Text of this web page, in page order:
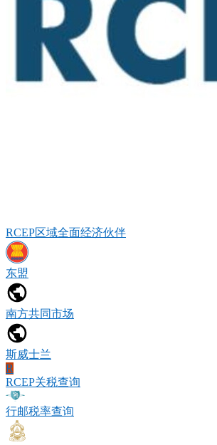
RCEP区域全面经济伙伴
东盟
南方共同市场
斯威士兰
R
RCEP关税查询
行邮税率查询